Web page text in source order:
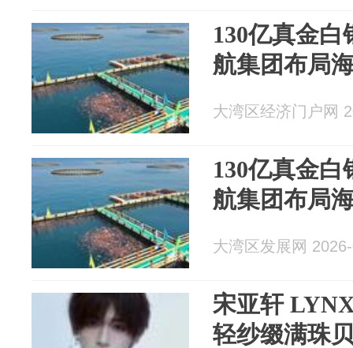
130亿真金
航集团布局
大湾区经济门户网
130亿真金
航集团布局
大湾区发展网
宋亚轩
轻纱缀满珠